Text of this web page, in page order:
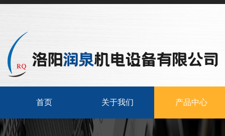
首页 关于我们 产品中心